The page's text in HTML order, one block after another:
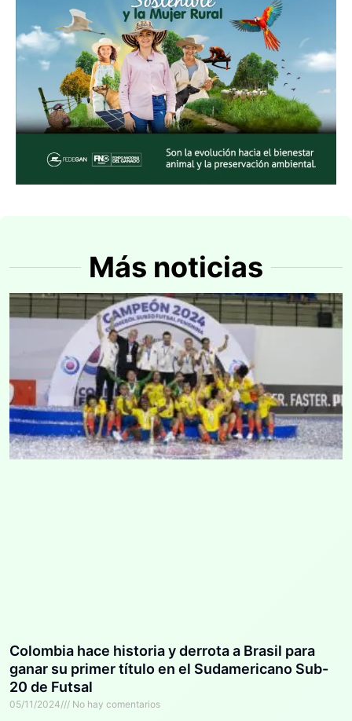
Más noticias
Colombia hace historia y derrota a Brasil para
ganar su primer título en el Sudamericano Sub-
20 de Futsal
05/11/2024 No hay comentarios